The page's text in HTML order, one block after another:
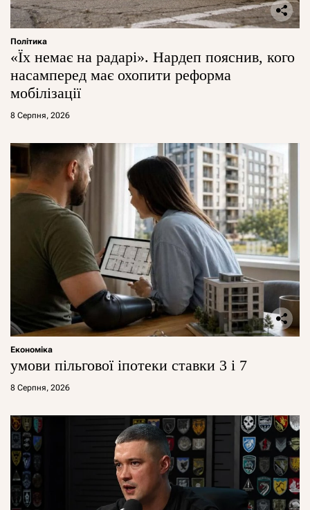
Політика
«Їх немає на радарі». Нардеп пояснив, кого
насамперед має охопити реформа
мобілізації
8 Серпня, 2026
Економіка
умови пільгової іпотеки ставки 3 і 7
8 Серпня, 2026